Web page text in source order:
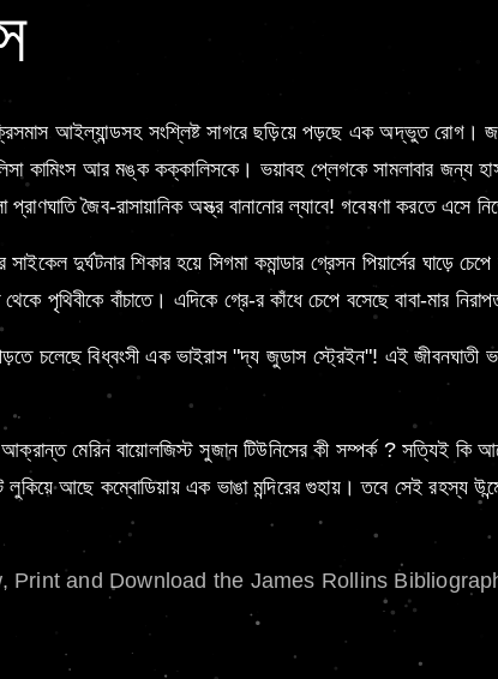
ক্রিসমাস আইল্যান্ডসহ সংশ্লিষ্ট সাগরে ছড়িয়ে পড়ছে এক অদ্ভুত
কামিংস আর মঙ্ক কক্কালিসকে। ভয়াবহ প্লেগকে সামলাবার জন্য
প্রাণঘাতি জৈব-রাসায়ানিক অস্ত্র বানানোর ল্যাবে! গবেষণা করতে এসে
দুর্ঘটনার শিকার হয়ে সিগমা কমান্ডার গ্রেসন পিয়ার্সের
পৃথিবীকে বাঁচাতে। এদিকে গ্রে-র কাঁধে চেপে বসেছে বাবা-মার
চলেছে বিধ্বংসী এক ভাইরাস "দ্য জুডাস স্ট্রেইন"! এই
মেরিন বায়োলজিস্ট সুজান টিউনিসের কী সম্পর্ক ? সত্যিই কি
আছে কম্বোডিয়ায় এক ভাঙা মন্দিরের গুহায়। তবে সেই রহস্য
Print and Download the James Rollins